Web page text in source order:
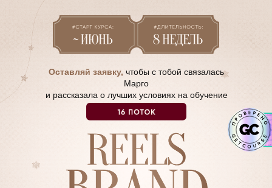
Оставляй заявку, чтобы с тобой связалась
Марго
и рассказала о лучших условиях на обучение